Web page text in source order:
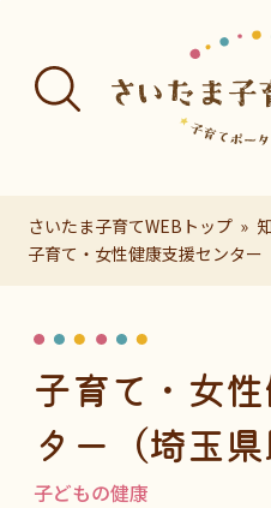
さいたま子育てWEBトップ
子育て・女性健康支援センター
子育て・女
ター（埼玉県
子どもの健康